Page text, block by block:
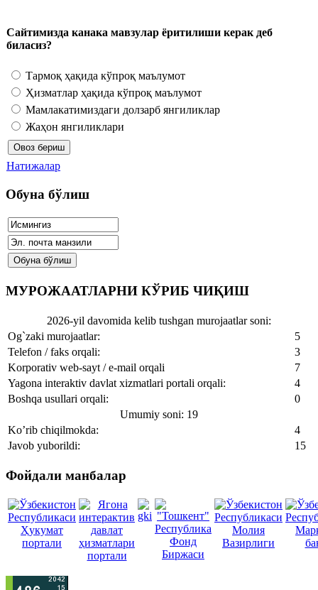
Сайтимизда канака мавзулар ёритилиши керак деб
биласиз?
Тармоқ ҳақида кўпроқ маълумот
Ҳизматлар ҳақида кўпроқ маълумот
Мамлакатимиздаги долзарб янгиликлар
Жаҳон янгиликлари
Натижалар
Обуна бўлиш
МУРОЖААТЛАРНИ КЎРИБ ЧИҚИШ
2026-yil davomida kelib tushgan murojaatlar soni:
Og`zaki murojaatlar:
5
Telefon / faks orqali:
3
Korporativ web-sayt / e-mail orqali
7
Yagona interaktiv davlat xizmatlari portali orqali:
4
Boshqa usullari orqali:
0
Umumiy soni: 19
Ko’rib chiqilmokda:
4
Javob yuborildi:
15
Фойдали манбалар